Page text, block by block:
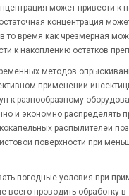
может привести к
концентрация
то время как чрезмерная
к накоплению остатков
методов
применении
к разнообразному
и экономно распределять
распылителей
поверхности при
погодные условия при
всего проводить обработку в